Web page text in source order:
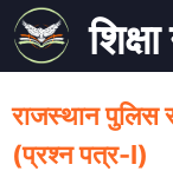
Skip
to
content
राजस्थान पुलिस
(प्रश्न पत्र-I)